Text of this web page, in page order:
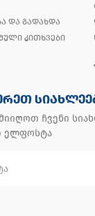
ᲓᲐ ᲒᲐᲓᲐᲮᲓᲐ
ᲙᲘᲗᲮᲕᲔᲑᲘ
ჩვენი
ელფოსტა